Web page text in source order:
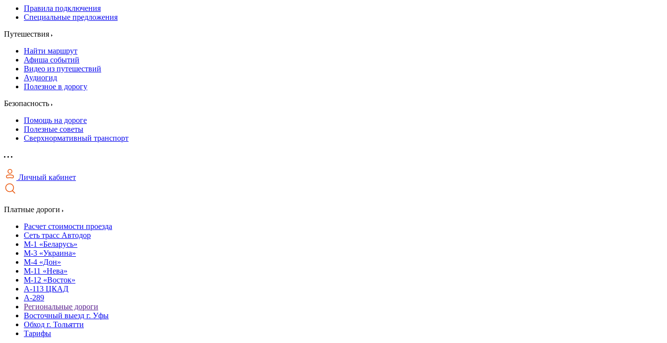
Правила подключения
Специальные предложения
Путешествия
Найти маршрут
Афиша событий
Видео из путешествий
Аудиогид
Полезное в дорогу
Безопасность
Помощь на дороге
Полезные советы
Сверхнормативный транспорт
Личный кабинет
Платные дороги
Расчет стоимости проезда
Сеть трасс Автодор
М-1 «Беларусь»
М-3 «Украина»
М-4 «Дон»
М-11 «Нева»
М-12 «Восток»
А-113 ЦКАД
А-289
Региональные дороги
Восточный выезд г. Уфы
Обход г. Тольятти
Тарифы